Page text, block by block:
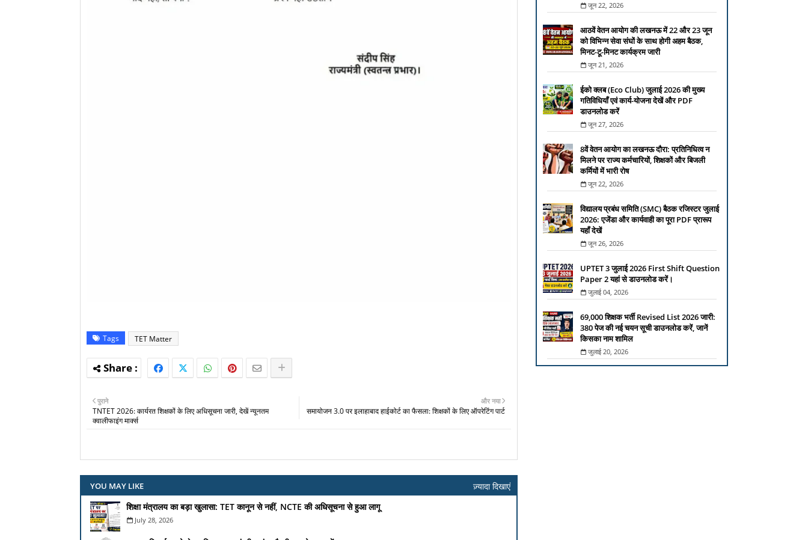
Tags TET Matter
और नया
समायोजन 3.0 पर इलाहाबाद हाईकोर्ट का फैसला: शिक्षकों के लिए ऑपरेटिंग पार्ट
पुराने
TNTET 2026: कार्यरत शिक्षकों के लिए अधिसूचना जारी, देखें न्यूनतम
क्वालीफाइंग मार्क्स
YOU MAY LIKE
ज़्यादा दिखाएं
शिक्षा मंत्रालय का बड़ा खुलासा: TET कानून से नहीं, NCTE की अधिसूचना से हुआ लागू
July 28, 2026
जून 22, 2026
आठवें वेतन आयोग की लखनऊ में 22 और 23 जून
को विभिन्न सेवा संघों के साथ होगी अहम बैठक,
मिनट-टू-मिनट कार्यक्रम जारी
जून 21, 2026
ईको क्लब (Eco Club) जुलाई 2026 की मुख्य
गतिविधियाँ एवं कार्य-योजना देखें और PDF
डाउनलोड करें
जून 27, 2026
8वें वेतन आयोग का लखनऊ दौरा: प्रतिनिधित्व न
मिलने पर राज्य कर्मचारियों, शिक्षकों और बिजली
कर्मियों में भारी रोष
जून 22, 2026
विद्यालय प्रबंध समिति (SMC) बैठक रजिस्टर जुलाई
2026: एजेंडा और कार्यवाही का पूरा PDF प्रारूप
यहाँ देखें
जून 26, 2026
UPTET 3 जुलाई 2026 First Shift Question
Paper 2 यहां से डाउनलोड करें।
जुलाई 04, 2026
69,000 शिक्षक भर्ती Revised List 2026 जारी:
380 पेज की नई चयन सूची डाउनलोड करें, जानें
किसका नाम शामिल
जुलाई 20, 2026